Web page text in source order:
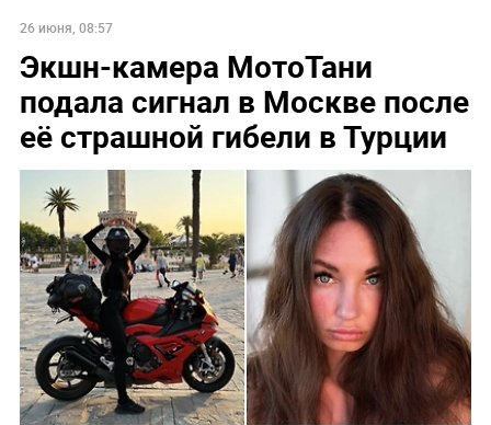
26 июня, 08:57
Экшн-камера МотоТани
‎подала сигнал в Москве после
её страшной гибели в Турции